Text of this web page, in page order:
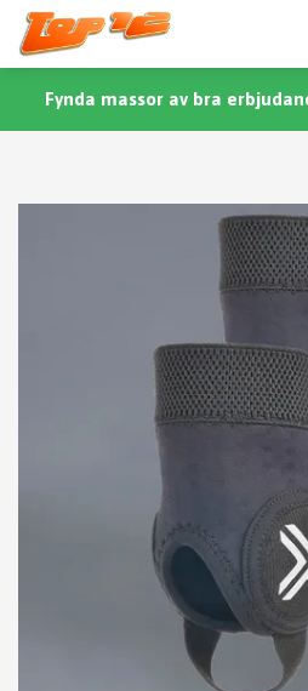
Fynda massor av bra